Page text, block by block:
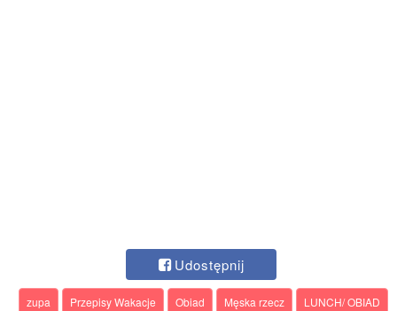
Udostępnij
zupa Przepisy Wakacje Obiad Męska rzecz
LUNCH/ OBIAD